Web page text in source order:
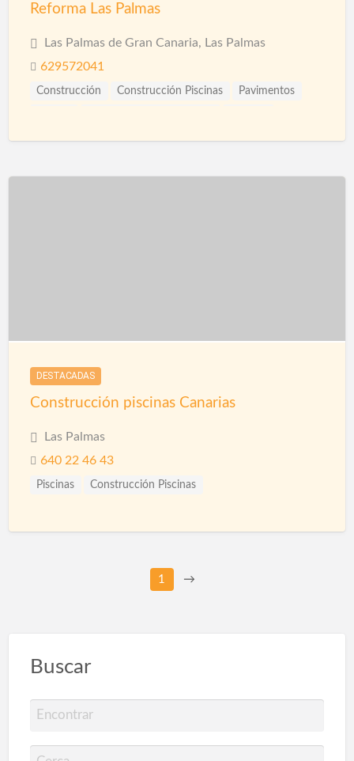
Reforma Las Palmas
Las Palmas de Gran Canaria, Las Palmas
629572041
Construcción Construcción Piscinas Pavimentos
DESTACADAS
Construcción piscinas Canarias
Las Palmas
640 22 46 43
Piscinas Construcción Piscinas
1 →
Buscar